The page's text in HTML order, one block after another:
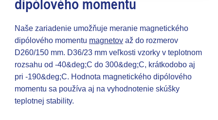
dipólového momentu
Naše zariadenie umožňuje meranie magnetického
dipólového momentu magnetov až do rozmerov
D260/150 mm. D36/23 mm veľkosti vzorky v teplotnom
rozsahu od -40&deg;C do 300&deg;C, krátkodobo aj
pri -190&deg;C. Hodnota magnetického dipólového
momentu sa používa aj na vyhodnotenie skúšky
teplotnej stability.